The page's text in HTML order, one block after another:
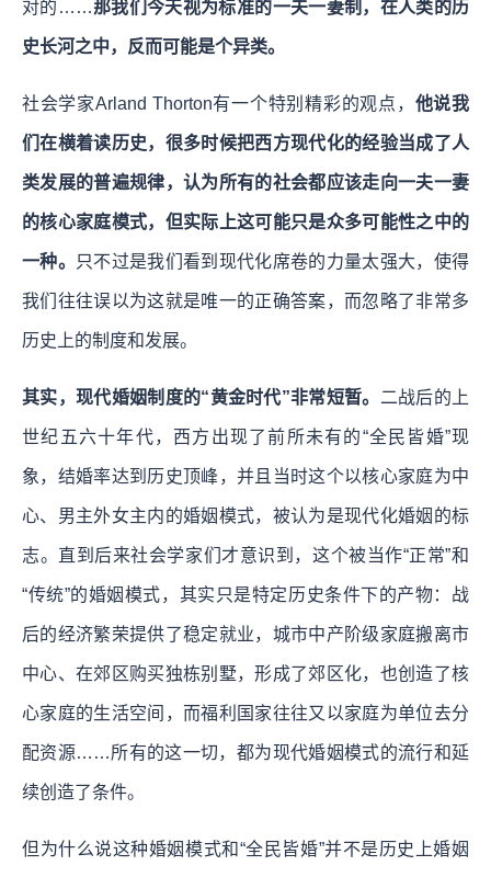
对的……那我们今天视为标准的一夫一妻制，在人类的历
史长河之中，反而可能是个异类。
社会学家Arland Thorton有一个特别精彩的观点， 他说我
们在横着读历史，很多时候把西方现代化的经验当成了人
类发展的普遍规律，认为所有的社会都应该走向一夫一妻
的核心家庭模式，但实际上这可能只是众多可能性之中的
一种。 只不过是我们看到现代化席卷的力量太强大，使得
我们往往误以为这就是唯一的正确答案，而忽略了非常多
历史上的制度和发展。
其实，现代婚姻制度的“黄金时代”非常短暂。 二战后的上
世纪五六十年代，西方出现了前所未有的“全民皆婚”现
象，结婚率达到历史顶峰，并且当时这个以核心家庭为中
心、男主外女主内的婚姻模式，被认为是现代化婚姻的标
志。直到后来社会学家们才意识到，这个被当作“正常”和
“传统”的婚姻模式，其实只是特定历史条件下的产物：战
后的经济繁荣提供了稳定就业，城市中产阶级家庭搬离市
中心、在郊区购买独栋别墅，形成了郊区化，也创造了核
心家庭的生活空间，而福利国家往往又以家庭为单位去分
配资源……所有的这一切，都为现代婚姻模式的流行和延
续创造了条件。
但为什么说这种婚姻模式和“全民皆婚”并不是历史上婚姻